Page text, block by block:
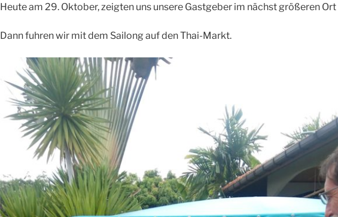
Heute am 29. Oktober, zeigten uns unsere Gastgeber im nächst größeren
Dann fuhren wir mit dem Sailong auf den Thai-Markt.